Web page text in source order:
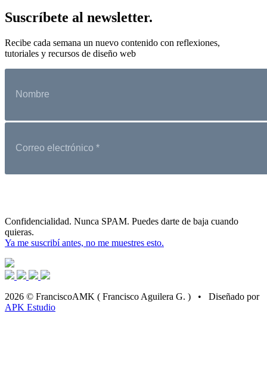
Suscríbete al newsletter.
Recibe cada semana un nuevo contenido con reflexiones,
tutoriales y recursos de diseño web
Confidencialidad. Nunca SPAM. Puedes darte de baja cuando
quieras.
Ya me suscribí antes, no me muestres esto.
2026 © FranciscoAMK ( Francisco Aguilera G. ) • Diseñado por
APK Estudio